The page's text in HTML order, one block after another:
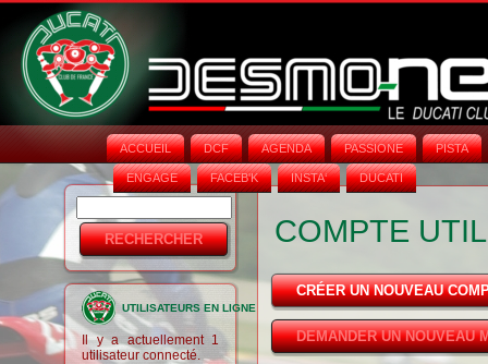
ACCUEIL DCF AGENDA PASSIONE PISTA
ENGAGE FACEB'K INSTA‘ DUCATI
Formulaire
de
recherche
UTILISATEURS EN LIGNE
Il y a actuellement 1
utilisateur connecté.
COMPTE
CRÉER UN NOUVEAU
DEMANDER UN NOUVEAU